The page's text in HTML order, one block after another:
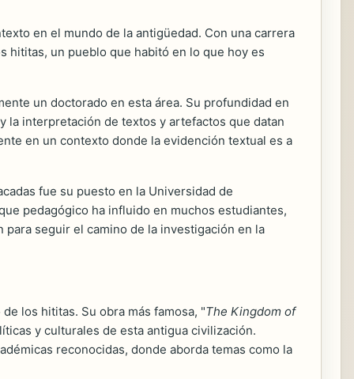
en el mundo de la antigüedad. Con una carrera
hititas, un pueblo que habitó en lo que hoy es
un doctorado en esta área. Su profundidad en
la interpretación de textos y artefactos que datan
en un contexto donde la evidención textual es a
fue su puesto en la Universidad de
pedagógico ha influido en muchos estudiantes,
seguir el camino de la investigación en la
los hititas. Su obra más famosa, "The Kingdom of
y culturales de esta antigua civilización.
reconocidas, donde aborda temas como la